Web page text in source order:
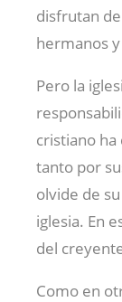
disfrutan
hermanos
Pero la
cristiano
tanto por
olvide de
iglesia. En
del
Como en